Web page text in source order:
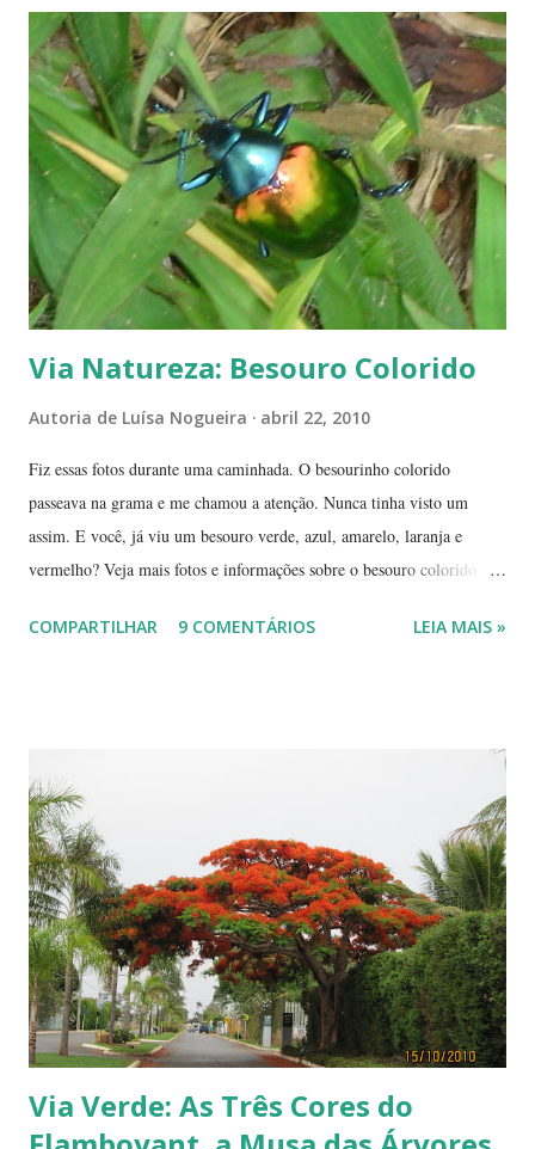
estação seca pode durar até 5 meses. Neste período o índice de
umidade relativa do ar chega, muitas vezes, no meio da tarde, a
índices inferiores a 15%. Por isto tantas queimadas acontecem entre
maio e setembro, período de estiagem. Um toco de cigarro ou algumas
brasas que ficaram de um pique-nique pode ser o começo de um
fogaréu. Há também os casos em que o fogo...
Via Natureza: Besouro Colorido
Autoria de Luísa Nogueira abril 22, 2010
Fiz essas fotos durante uma caminhada. O besourinho colorido
passeava na grama e me chamou a atenção. Nunca tinha visto um
assim. E você, já viu um besouro verde, azul, amarelo, laranja e
vermelho? Veja mais fotos e informações sobre o besouro colorido e a
Terra, aquele abraço! ------------ Dia da Terra - Veja aqui . -----------
COMPARTILHAR 9 COMENTÁRIOS LEIA MAIS »
Via Verde: As Três Cores do